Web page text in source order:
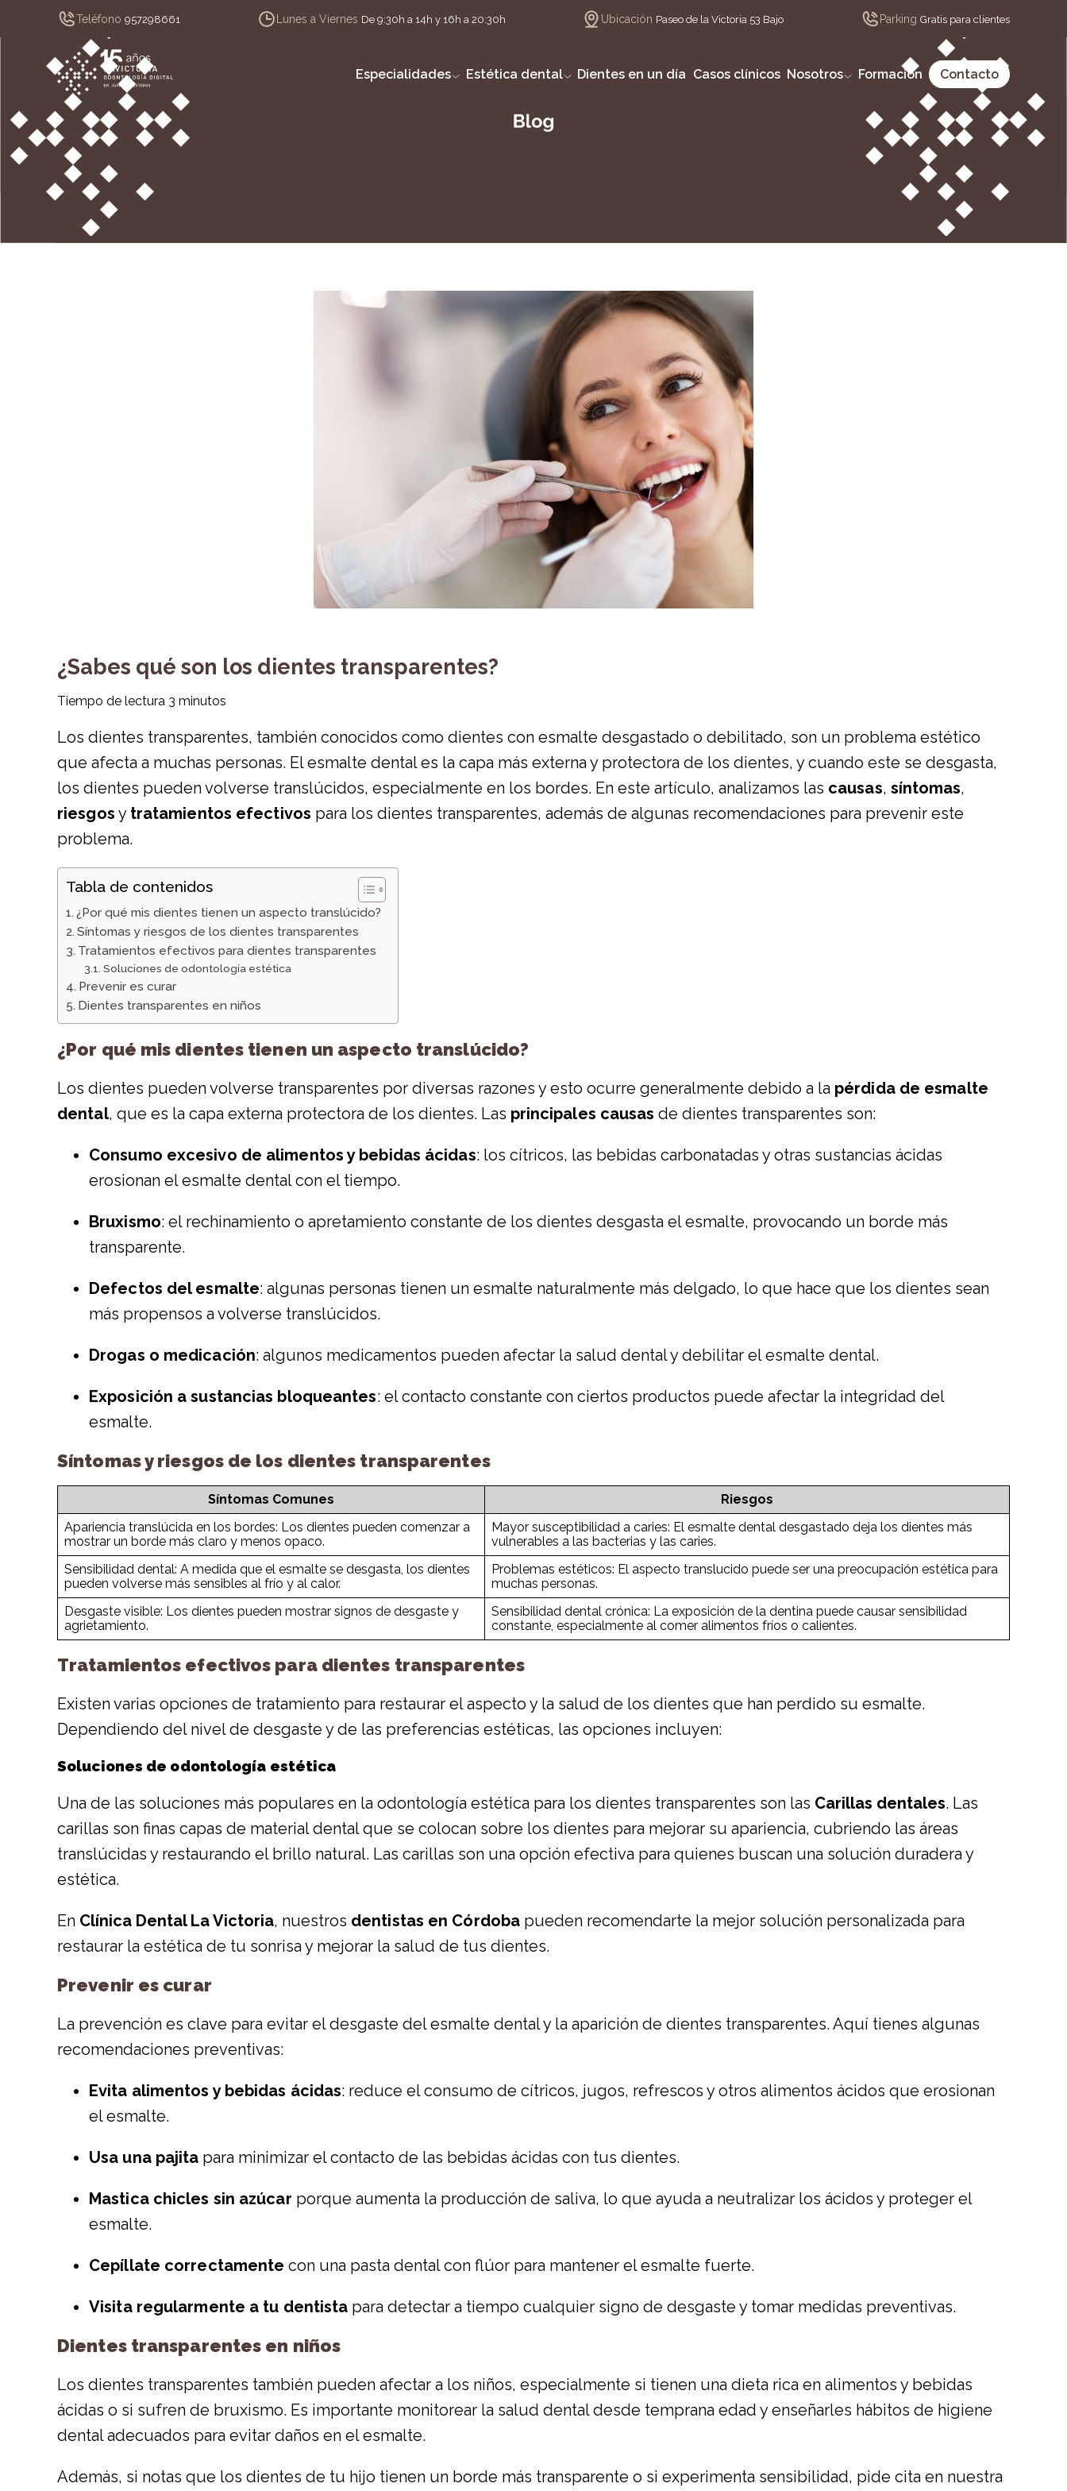
Teléfono 957298661 Lunes a Viernes De 9:30h a 14h y 16h a 20:30h Ubicación Paseo de la Victoria 53 Bajo Parking Gratis para clientes
Especialidades Estética dental Dientes en un día Casos clínicos Nosotros Formación Contacto
¿Sabes qué son los dientes transparentes?
Tiempo de lectura 3 minutos
Los dientes transparentes, también conocidos como dientes con esmalte desgastado o debilitado, son un problema estético
que afecta a muchas personas. El esmalte dental es la capa más externa y protectora de los dientes, y cuando este se desgasta,
los dientes pueden volverse translúcidos, especialmente en los bordes. En este artículo, analizamos las causas, síntomas,
riesgos y tratamientos efectivos para los dientes transparentes, además de algunas recomendaciones para prevenir este
problema.
Tabla de contenidos
¿Por qué mis dientes tienen un aspecto translúcido?
Síntomas y riesgos de los dientes transparentes
Tratamientos efectivos para dientes transparentes
Soluciones de odontología estética
Prevenir es curar
Dientes transparentes en niños
¿Por qué mis dientes tienen un aspecto translúcido?
Los dientes pueden volverse transparentes por diversas razones y esto ocurre generalmente debido a la pérdida de esmalte
dental, que es la capa externa protectora de los dientes. Las principales causas de dientes transparentes son:
Consumo excesivo de alimentos y bebidas ácidas: los cítricos, las bebidas carbonatadas y otras sustancias ácidas
erosionan el esmalte dental con el tiempo.
Bruxismo: el rechinamiento o apretamiento constante de los dientes desgasta el esmalte, provocando un borde más
transparente.
Defectos del esmalte: algunas personas tienen un esmalte naturalmente más delgado, lo que hace que los dientes sean
más propensos a volverse translúcidos.
Drogas o medicación: algunos medicamentos pueden afectar la salud dental y debilitar el esmalte dental.
Exposición a sustancias bloqueantes: el contacto constante con ciertos productos puede afectar la integridad del
esmalte.
Síntomas y riesgos de los dientes transparentes
Síntomas Comunes
Riesgos
Apariencia translúcida en los bordes: Los dientes pueden comenzar a
mostrar un borde más claro y menos opaco.
Mayor susceptibilidad a caries: El esmalte dental desgastado deja los dientes más
vulnerables a las bacterias y las caries.
Sensibilidad dental: A medida que el esmalte se desgasta, los dientes
pueden volverse más sensibles al frío y al calor.
Problemas estéticos: El aspecto translucido puede ser una preocupación estética para
muchas personas.
Desgaste visible: Los dientes pueden mostrar signos de desgaste y
agrietamiento.
Sensibilidad dental crónica: La exposición de la dentina puede causar sensibilidad
constante, especialmente al comer alimentos fríos o calientes.
Tratamientos efectivos para dientes transparentes
Existen varias opciones de tratamiento para restaurar el aspecto y la salud de los dientes que han perdido su esmalte.
Dependiendo del nivel de desgaste y de las preferencias estéticas, las opciones incluyen:
Soluciones de odontología estética
Una de las soluciones más populares en la odontología estética para los dientes transparentes son las Carillas dentales. Las
carillas son finas capas de material dental que se colocan sobre los dientes para mejorar su apariencia, cubriendo las áreas
translúcidas y restaurando el brillo natural. Las carillas son una opción efectiva para quienes buscan una solución duradera y
estética.
En Clínica Dental La Victoria, nuestros dentistas en Córdoba pueden recomendarte la mejor solución personalizada para
restaurar la estética de tu sonrisa y mejorar la salud de tus dientes.
Prevenir es curar
La prevención es clave para evitar el desgaste del esmalte dental y la aparición de dientes transparentes. Aquí tienes algunas
recomendaciones preventivas:
Evita alimentos y bebidas ácidas: reduce el consumo de cítricos, jugos, refrescos y otros alimentos ácidos que erosionan
el esmalte.
Usa una pajita para minimizar el contacto de las bebidas ácidas con tus dientes.
Mastica chicles sin azúcar porque aumenta la producción de saliva, lo que ayuda a neutralizar los ácidos y proteger el
esmalte.
Cepíllate correctamentecon una pasta dental con flúor para mantener el esmalte fuerte.
Visita regularmente a tu dentista para detectar a tiempo cualquier signo de desgaste y tomar medidas preventivas.
Dientes transparentes en niños
Los dientes transparentes también pueden afectar a los niños, especialmente si tienen una dieta rica en alimentos y bebidas
ácidas o si sufren de bruxismo. Es importante monitorear la salud dental desde temprana edad y enseñarles hábitos de higiene
dental adecuados para evitar daños en el esmalte.
Además, si notas que los dientes de tu hijo tienen un borde más transparente o si experimenta sensibilidad, pide cita en nuestra